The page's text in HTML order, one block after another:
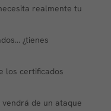
realmente tu
¿tienes
los certificados
de un ataque